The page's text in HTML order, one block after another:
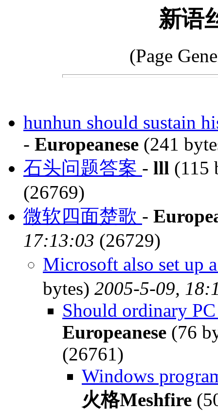
新语
(Page
hunhun should sustain
- Europeanese (241
石头问题答案 - lll (115
(26769)
微软四面楚歌 -
17:13:03 (26729)
Microsoft also set up
bytes) 2005-5-09,
Should ordinary
Europeanese (76
(26761)
Windows
火格Meshfire